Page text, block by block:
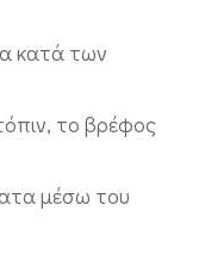
κατά των
το βρέφος
μέσω του